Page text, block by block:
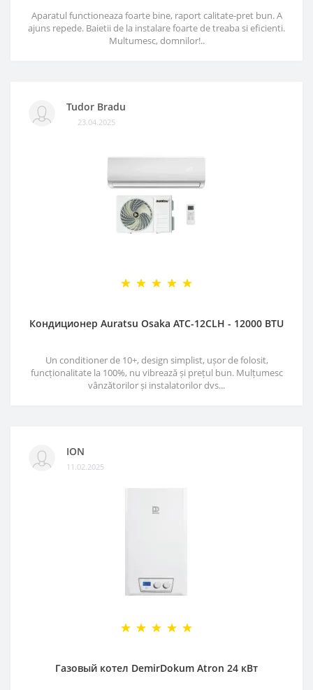
Aparatul functioneaza foarte bine, raport calitate-pret bun. A
ajuns repede. Baietii de la instalare foarte de treaba si eficienti.
Multumesc, domnilor!..
Tudor Bradu
23.04.2025
Кондиционер Auratsu Osaka ATC-12CLH - 12000 BTU
Un conditioner de 10+, design simplist, ușor de folosit,
funcționalitate la 100%, nu vibrează și prețul bun. Mulțumesc
vânzătorilor și instalatorilor dvs...
ION
11.02.2025
Газовый котел DemirDokum Atron 24 кВт